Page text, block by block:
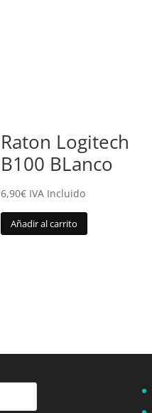
Raton Logitech
B100 BLanco
6,90€ IVA Incluido
Añadir al carrito